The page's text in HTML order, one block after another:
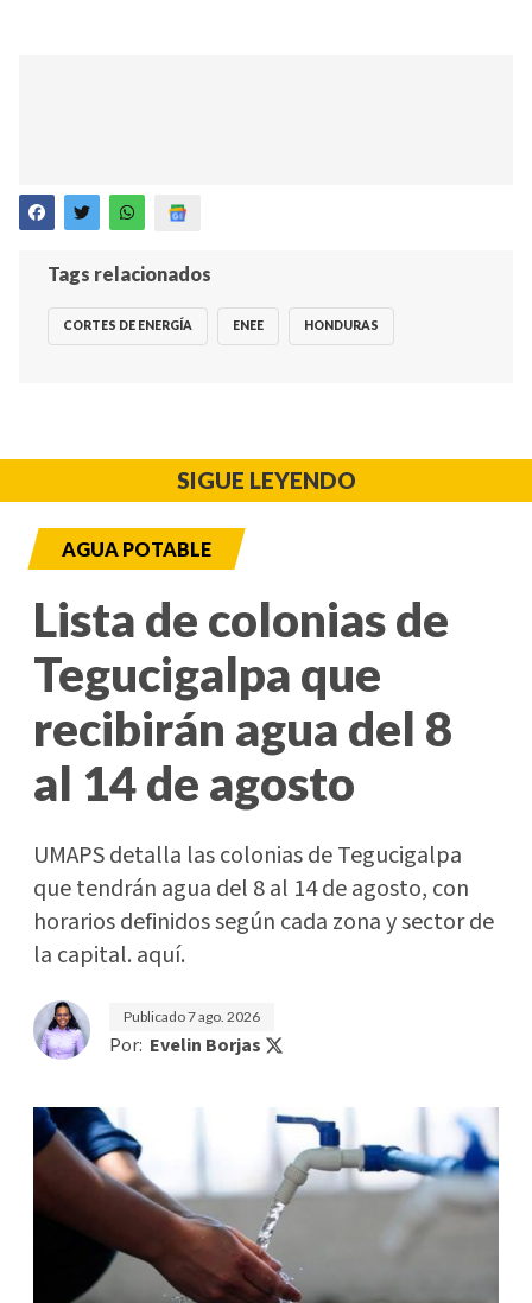
Tags relacionados
CORTES DE ENERGÍA ENEE HONDURAS
SIGUE LEYENDO
AGUA POTABLE
Lista de colonias de
Tegucigalpa que
recibirán agua del 8
al 14 de agosto
UMAPS detalla las colonias de Tegucigalpa
que tendrán agua del 8 al 14 de agosto, con
horarios definidos según cada zona y sector de
la capital. aquí.
Publicado7 ago. 2026
Por: Evelin Borjas